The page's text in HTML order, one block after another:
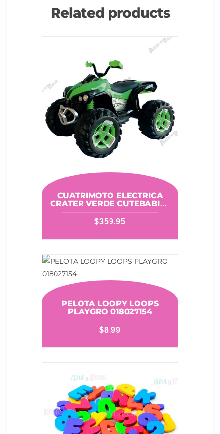
Related products
CUATRIMOTO ELECTRICA
CRATER VERDE CUTEBABIES
11666601
$359.95
PELOTA LOOPY LOOPS
PLAYGRO 018027154
$8.99